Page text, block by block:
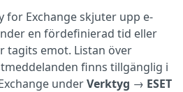
for Exchange skjuter upp e-
en fördefinierad tid eller
tagits emot. Listan över
finns tillgänglig i
underVerktyg → ESET